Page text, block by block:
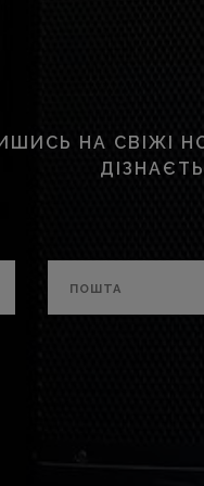
НА СВІЖІ